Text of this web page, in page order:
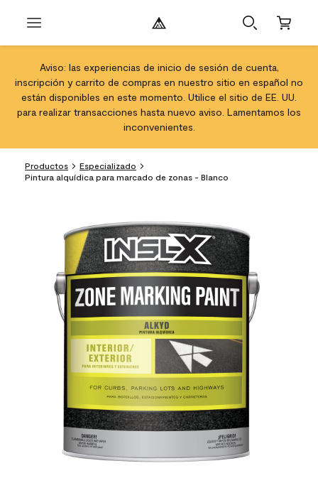
Aviso: las experiencias de inicio de sesión de cuenta,
inscripción y carrito de compras en nuestro sitio en español no
están disponibles en este momento. Utilice el sitio de EE. UU.
para realizar transacciones hasta nuevo aviso. Lamentamos los
inconvenientes.
Productos
Especializado
Pintura alquídica para marcado de zonas - Blanco